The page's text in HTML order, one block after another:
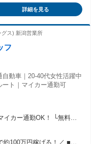
不安な方も、研修を最大3
ご入社いただけます。
立つ仕事をしたい ・安
是非！ お仕事のブ
事で収入の頭打ちや将来
の壁を心配していました
休みも自分のペースでし
せた柔軟な『接客・気配
す
詳細を見る
ス) 新潟営業所
フ
自動車｜20-40代女性活躍中
ート｜マイカー通勤可